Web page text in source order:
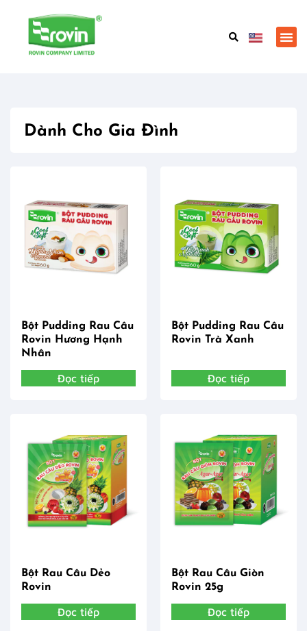
Dành Cho Gia Đình
Bột Pudding Rau Câu
Rovin Hương Hạnh
Nhân
Đọc tiếp
Bột Pudding Rau Câu
Rovin Trà Xanh
Đọc tiếp
Bột Rau Câu Dẻo
Rovin
Đọc tiếp
Bột Rau Câu Giòn
Rovin 25g
Đọc tiếp